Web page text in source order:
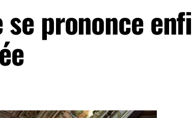
se prononce